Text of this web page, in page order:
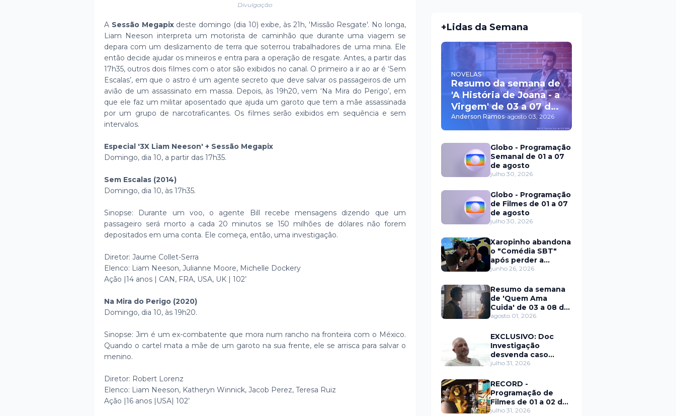
Divulgação
A Sessão Megapixdeste domingo (dia 10) exibe, às 21h, 'Missão Resgate'. No longa,
Liam Neeson interpreta um motorista de caminhão que durante uma viagem se
depara com um deslizamento de terra que soterrou trabalhadores de uma mina. Ele
então decide ajudar os mineiros e entra para a operação de resgate. Antes, a partir das
17h35, outros dois filmes com o ator são exibidos no canal. O primeiro a ir ao ar é ‘Sem
Escalas’, em que o astro é um agente secreto que deve salvar os passageiros de um
avião de um assassinato em massa. Depois, às 19h20, vem ‘Na Mira do Perigo’, em
que ele faz um militar aposentado que ajuda um garoto que tem a mãe assassinada
por um grupo de narcotraficantes. Os filmes serão exibidos em sequência e sem
intervalos.
Especial '3X Liam Neeson' + Sessão Megapix
Domingo, dia 10, a partir das 17h35.
Sem Escalas (2014)
Domingo, dia 10, às 17h35.
Sinopse: Durante um voo, o agente Bill recebe mensagens dizendo que um
passageiro será morto a cada 20 minutos se 150 milhões de dólares não forem
depositados em uma conta. Ele começa, então, uma investigação.
Diretor: Jaume Collet-Serra
Elenco: Liam Neeson, Julianne Moore, Michelle Dockery
Ação |14 anos | CAN, FRA, USA, UK | 102’
Na Mira do Perigo (2020)
Domingo, dia 10, às 19h20.
Sinopse: Jim é um ex-combatente que mora num rancho na fronteira com o México.
Quando o cartel mata a mãe de um garoto na sua frente, ele se arrisca para salvar o
menino.
Diretor: Robert Lorenz
Elenco: Liam Neeson, Katheryn Winnick, Jacob Perez, Teresa Ruiz
Ação |16 anos |USA| 102’
+Lidas da Semana
NOVELAS
Resumo da semana de
'A História de Joana - a
Virgem' de 03 a 07 de
agosto
Anderson Ramos-agosto 03, 2026
Globo - Programação
Semanal de 01 a 07
de agosto
julho 30, 2026
Globo - Programação
de Filmes de 01 a 07
de agosto
julho 30, 2026
Xaropinho abandona
o "Comédia SBT"
após perder a
paciência com Sarro
junho 26, 2026
Resumo da semana
de 'Quem Ama
Cuida' de 03 a 08 de
agosto
agosto 01, 2026
EXCLUSIVO: Doc
Investigação
desvenda caso
Eduardo Martins e
trás de fraude
internacional
julho 31, 2026
RECORD -
Programação de
Filmes de 01 a 02 de
agosto
julho 31, 2026